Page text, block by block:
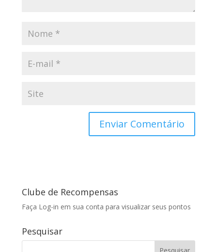
Clube de Recompensas
Faça Log-in em sua conta para visualizar seus pontos
Pesquisar